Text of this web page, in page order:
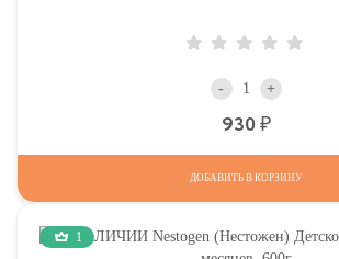
- +
930
ДОБАВИТЬ В КОРЗИНУ
1